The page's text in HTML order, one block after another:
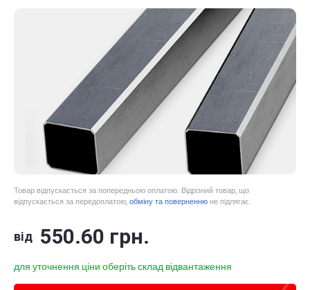
Товар відпускається за попередньою оплатою. Відрізний товар, що
відпускається за передоплатою, обміну та поверненню не підлягає.
від 550.60 грн.
для уточнення ціни оберіть склад відвантаження